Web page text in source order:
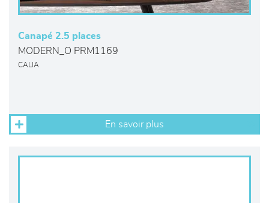
Canapé 2.5 places
MODERN_O PRM1169
CALIA
En savoir plus